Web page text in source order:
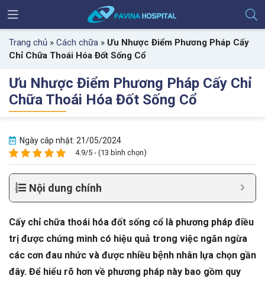
Trang chủ » Cách chữa » Ưu Nhược Điểm Phương Pháp Cấy
Chỉ Chữa Thoái Hóa Đốt Sống Cổ
Ưu Nhược Điểm Phương Pháp Cấy Chỉ
Chữa Thoái Hóa Đốt Sống Cổ
Ngày câp nhật: 21/05/2024
4.9/5 - (13 bình chọn)
Nội dung chính
Cấy chỉ chữa thoái hóa đốt sống cổ là phương pháp điều
trị được chứng minh có hiệu quả trong việc ngăn ngừa
các cơn đau nhức và được nhiều bệnh nhân lựa chọn gần
đây. Để hiểu rõ hơn về phương pháp này bao gồm quy